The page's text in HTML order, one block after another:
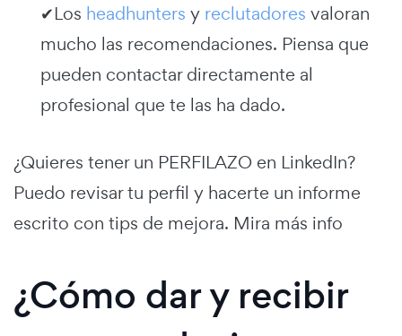
✔Los headhunters y reclutadores valoran
mucho las recomendaciones. Piensa que
pueden contactar directamente al
profesional que te las ha dado.
¿Quieres tener un PERFILAZO en LinkedIn?
Puedo revisar tu perfil y hacerte un informe
escrito con tips de mejora. Mira más info
¿Cómo dar y recibir